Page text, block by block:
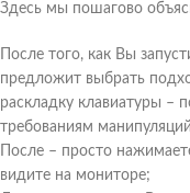
Здесь мы пошагово
После того, как Вы
предложит выбрать
раскладку клавиатуры –
требованиям
После – просто
видите на мониторе;